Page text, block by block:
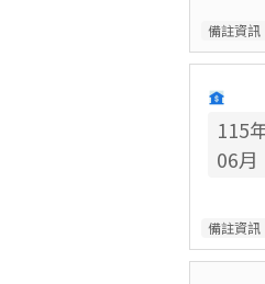
備註資訊
115
06月
備註資訊